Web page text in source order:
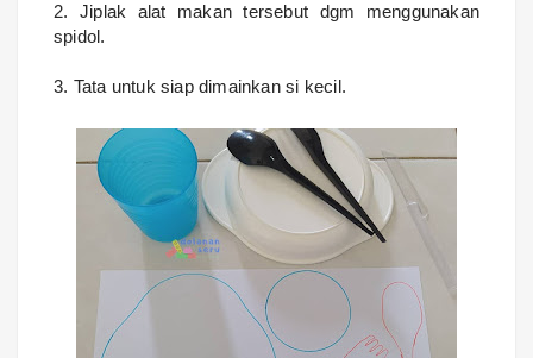
2. Jiplak alat makan tersebut dgm menggunakan
spidol.
3. Tata untuk siap dimainkan si kecil.